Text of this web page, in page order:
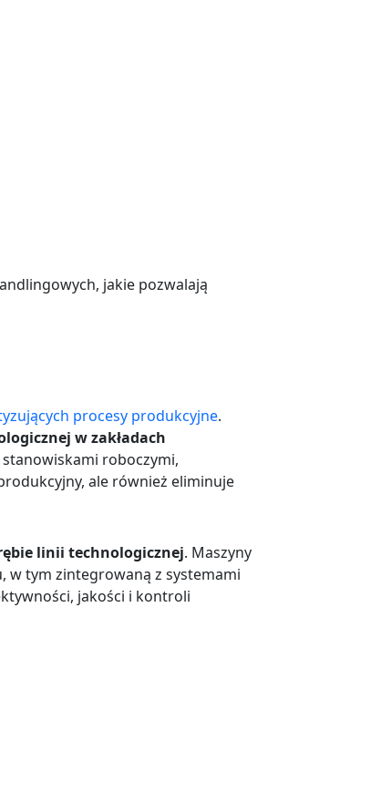
jakie pozwalają
procesy produkcyjne.
w zakładach
roboczymi,
ale również eliminuje
linii technologicznej. Maszyny
w tym zintegrowaną z systemami
jakości i kontroli